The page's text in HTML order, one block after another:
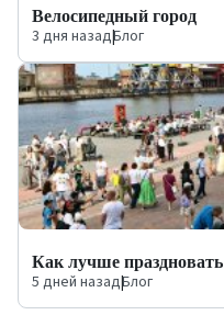
Велосипедный город
3 дня назад|Блог
Как лучше праздновать
5 дней назад|Блог